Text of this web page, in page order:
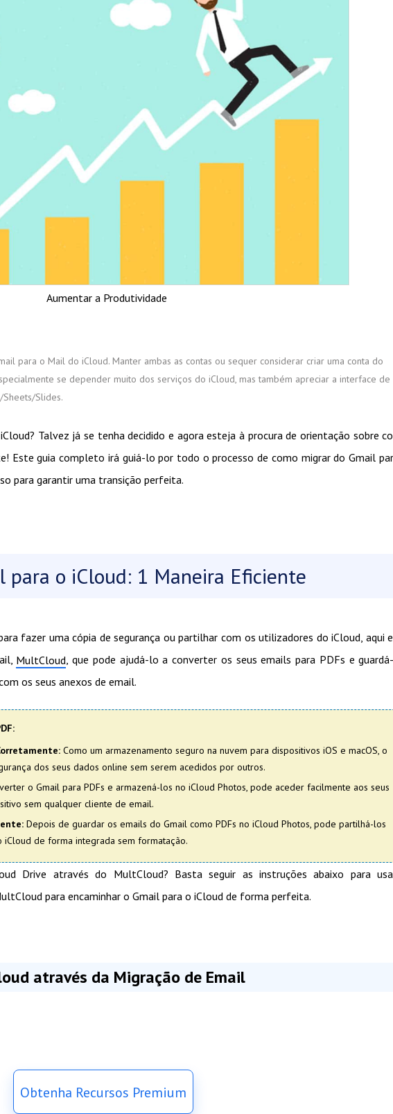
Aumentar a Produtividade
para o Mail do iCloud. Manter ambas as contas ou sequer considerar criar uma conta do
se depender muito dos serviços do iCloud, mas também apreciar a interface de
Slides.
Talvez já se tenha decidido e agora esteja à procura de orientação sobre
Este guia completo irá guiá-lo por todo o processo de como migrar do Gmail
para garantir uma transição perfeita.
para o iCloud: 1 Maneira Eficiente
fazer uma cópia de segurança ou partilhar com os utilizadores do iCloud, aqui
MultCloud, que pode ajudá-lo a converter os seus emails para PDFs e
os seus anexos de email.
Como um armazenamento seguro na nuvem para dispositivos iOS e macOS, o
dos seus dados online sem serem acedidos por outros.
o Gmail para PDFs e armazená-los no iCloud Photos, pode aceder facilmente aos seus
sem qualquer cliente de email.
Depois de guardar os emails do Gmail como PDFs no iCloud Photos, pode partilhá-los
de forma integrada sem formatação.
Drive através do MultCloud? Basta seguir as instruções abaixo para
para encaminhar o Gmail para o iCloud de forma perfeita.
através da Migração de Email
Obtenha Recursos Premium